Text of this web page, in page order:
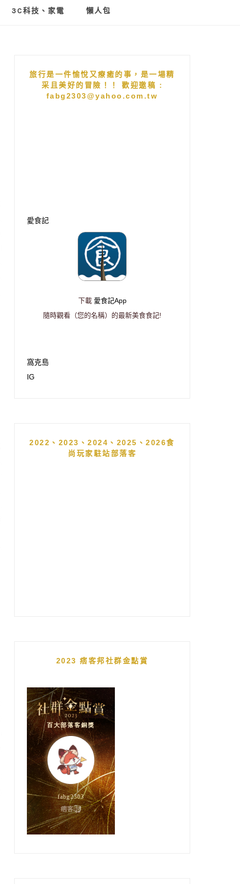
3C科技、家電 懶人包
旅行是一件愉悅又療癒的事，是一場精
采且美好的冒險！！ 歡迎邀稿 :
fabg2303@yahoo.com.tw
愛食記
下載 愛食記App
隨時觀看（您的名稱）的最新美食食記!
窩克島
IG
2022、2023、2024、2025、2026食
尚玩家駐站部落客
2023 痞客邦社群金點賞